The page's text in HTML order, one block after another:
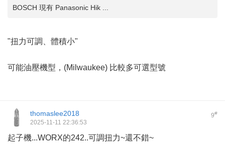
BOSCH 現有 Panasonic Hik ...
"扭力可調、體積小"
可能油壓機型，(Milwaukee) 比較多可選型號
9#
thomaslee2018
2025-11-11 22:36:53
起子機...WORX的242..可調扭力~還不錯~